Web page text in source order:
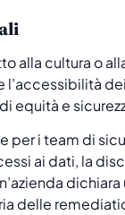
alla cultura o
l’accessibilità
equità e
per i team di
ai dati, la
delle